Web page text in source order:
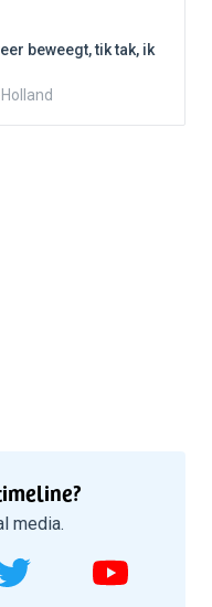
beweegt, tik tak, ik
media.